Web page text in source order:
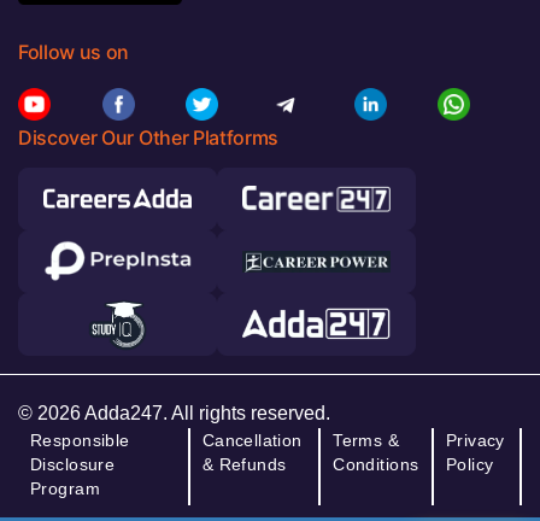
Follow us on
Discover Our Other Platforms
© 2026 Adda247. All rights reserved.
Responsible
Disclosure
Program
Cancellation
& Refunds
Terms &
Conditions
Privacy
Policy